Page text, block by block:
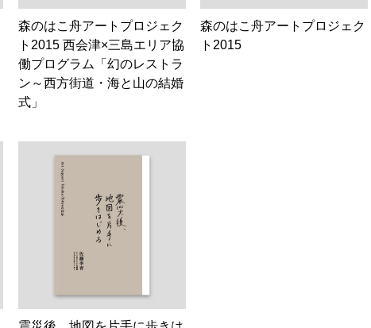
森のはこ舟アートプロジェク
ト2015 西会津×三島エリア協
働プログラム「幻のレストラ
ン～西方街道・海と山の結婚
式」
森のはこ舟アートプロジェク
ト2015